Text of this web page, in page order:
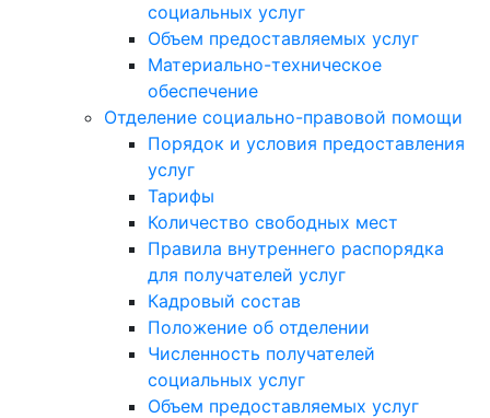
социальных услуг
Объем предоставляемых услуг
Материально-техническое
обеспечение
Отделение социально-правовой помощи
Порядок и условия предоставления
услуг
Тарифы
Количество свободных мест
Правила внутреннего распорядка
для получателей услуг
Кадровый состав
Положение об отделении
Численность получателей
социальных услуг
Объем предоставляемых услуг